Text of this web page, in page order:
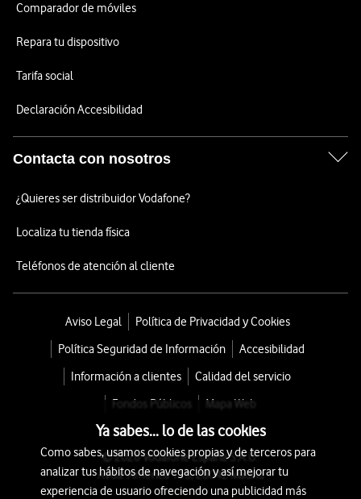
Comparador de móviles
Repara tu dispositivo
Tarifa social
Declaración Accesibilidad
Contacta con nosotros
¿Quieres ser distribuidor Vodafone?
Localiza tu tienda física
Teléfonos de atención al cliente
Aviso Legal
Política de Privacidad y Cookies
Política Seguridad de Información
Accesibilidad
Información a clientes
Calidad del servicio
Fondos Públicos
Mapa Web
© 2026 Vodafone España S.A.U.
Avda. América 115, 28042 Madrid
Ya sabes... lo de las cookies
Como sabes, usamos cookies propias y de terceros para
analizar tus hábitos de navegación y así mejorar tu
experiencia de usuario ofreciendo una publicidad más